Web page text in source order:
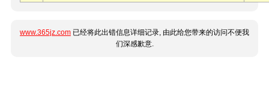
www.365jz.com 已经将此出错信息详细记录, 由此给您带来的访问不便我
们深感歉意.